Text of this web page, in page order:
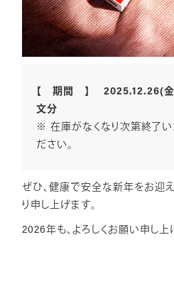
【 期間 】 2025.12.26(金
文分
※ 在庫がなくなり次第終了い
ださい。
ぜひ、健康で安全な新年をお迎
り申し上げます。
2026年も、よろしくお願い申し上